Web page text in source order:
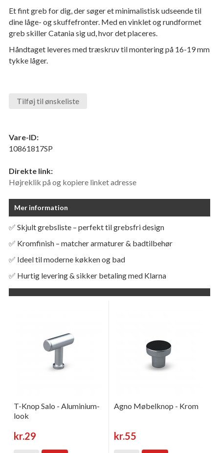
Et fint greb for dig, der søger et minimalistisk udseende til
dine låge- og skuffefronter. Med en vinklet og rundformet
greb skiller Catania sig ud, hvor det placeres.
Håndtaget leveres med træskruv til montering på 16-19 mm
tykke låger.
Tilføj til ønskeliste
Vare-ID:
10861817SP
Direkte link:
Højreklik på og kopiere linket adresse
Mer information
✅ Skjult grebsliste – perfekt til grebsfri design
✅ Kromfinish – matcher armaturer & badtilbehør
✅ Ideel til moderne køkken og bad
✅ Hurtig levering & sikker betaling med Klarna
T-Knop Salo - Aluminium-
look
kr.29
Agno Møbelknop - Krom
kr.55